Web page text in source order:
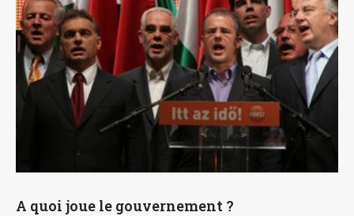
A quoi joue le gouvernement ?